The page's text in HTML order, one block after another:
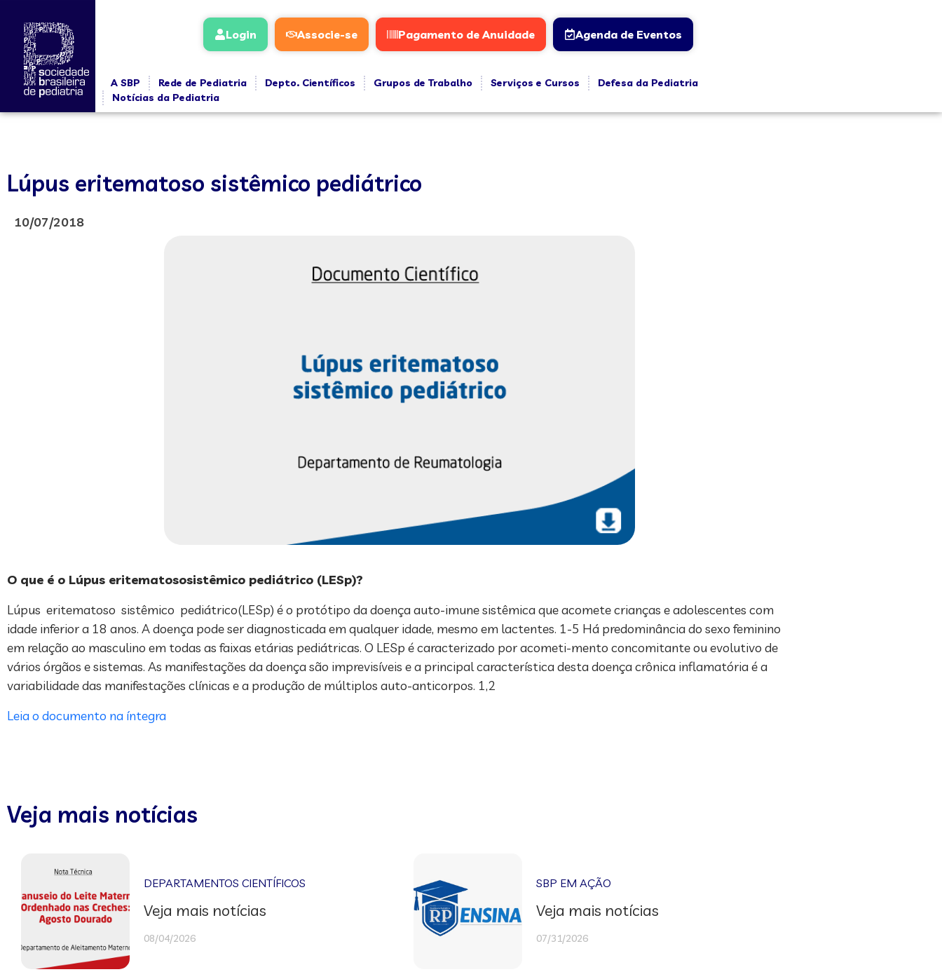
Login Associe-se Pagamento de Anuidade Agenda de Eventos
A SBP Rede de Pediatria Depto. Científicos Grupos de Trabalho Serviços e Cursos
Defesa da Pediatria
Notícias da Pediatria
Lúpus eritematoso sistêmico pediátrico
10/07/2018
O que é o Lúpus eritematososistêmico pediátrico (LESp)?
Lúpus eritematoso sistêmico pediátrico(LESp) é o protótipo da doença auto-imune sistêmica que acomete crianças e adolescentes com
idade inferior a 18 anos. A doença pode ser diagnosticada em qualquer idade, mesmo em lactentes. 1-5 Há predominância do sexo feminino
em relação ao masculino em todas as faixas etárias pediátricas. O LESp é caracterizado por acometi-mento concomitante ou evolutivo de
vários órgãos e sistemas. As manifestações da doença são imprevisíveis e a principal característica desta doença crônica inflamatória é a
variabilidade das manifestações clínicas e a produção de múltiplos auto-anticorpos. 1,2
Leia o documento na íntegra
Veja mais notícias
DEPARTAMENTOS CIENTÍFICOS
Veja mais notícias
08/04/2026
SBP EM AÇÃO
Veja mais notícias
07/31/2026